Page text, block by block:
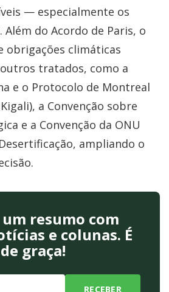
— especialmente os
Além do Acordo de Paris, o
obrigações climáticas
tratados, como a
e o Protocolo de Montreal
a Convenção sobre
e a Convenção da ONU
ampliando o
um resumo com
e colunas. É
de graça!